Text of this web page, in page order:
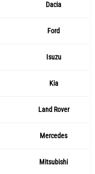
Dacia
Ford
Isuzu
Kia
Land Rover
Mercedes
Mitsubishi